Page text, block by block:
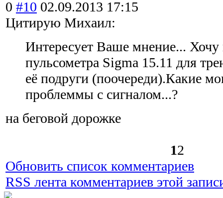
0 #10 02.09.2013 17:15
Цитирую Михаил:
Интересует Ваше мнение... Хочу
пульсометра Sigma 15.11 для
её подруги (поочереди).Какие
проблеммы с сигналом...?
на беговой дорожке
12
Обновить список комментариев
RSS лента комментариев этой